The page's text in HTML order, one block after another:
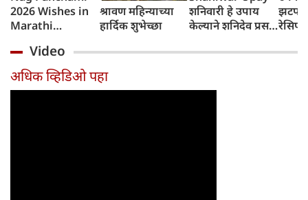
2026 Wishes in
Marathi
शुभेच्छा संदेश
श्रावण महिन्याच्या
हार्दिक शुभेच्छा
शनिवारी हे उपाय
केल्याने शनिदेव प्रसन्न
उजळेल
झटपट
Video
अधिक व्हिडिओ पहा